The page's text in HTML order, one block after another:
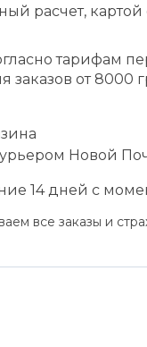
расчет, картой
тарифам
заказов от 8000
Новой
14 дней с
все заказы и